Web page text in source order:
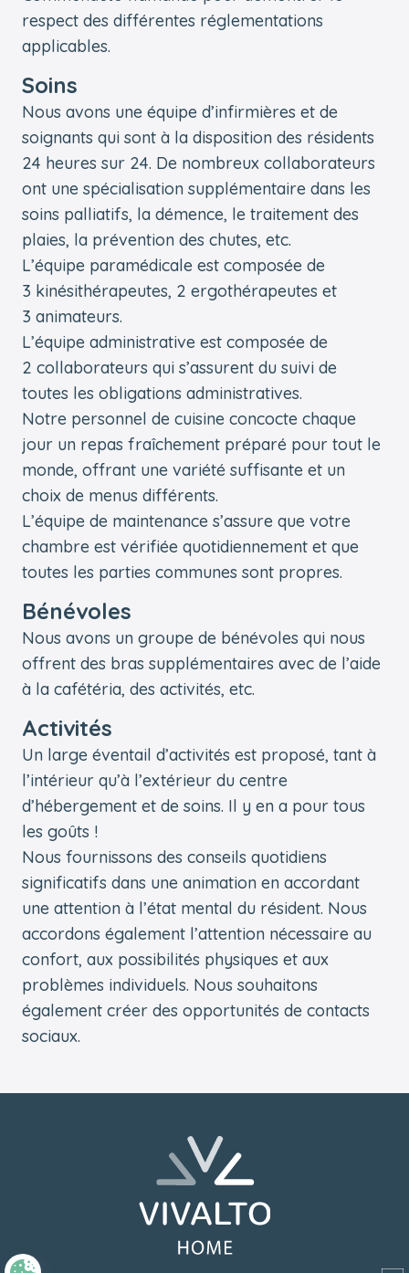
respect des différentes réglementations
applicables.
Soins
Nous avons une équipe d’infirmières et de
soignants qui sont à la disposition des résidents
24 heures sur 24. De nombreux collaborateurs
ont une spécialisation supplémentaire dans les
soins palliatifs, la démence, le traitement des
plaies, la prévention des chutes, etc.
L’équipe paramédicale est composée de
3 kinésithérapeutes, 2 ergothérapeutes et
3 animateurs.
L’équipe administrative est composée de
2 collaborateurs qui s’assurent du suivi de
toutes les obligations administratives.
Notre personnel de cuisine concocte chaque
jour un repas fraîchement préparé pour tout le
monde, offrant une variété suffisante et un
choix de menus différents.
L’équipe de maintenance s’assure que votre
chambre est vérifiée quotidiennement et que
toutes les parties communes sont propres.
Bénévoles
Nous avons un groupe de bénévoles qui nous
offrent des bras supplémentaires avec de l’aide
à la cafétéria, des activités, etc.
Activités
Un large éventail d’activités est proposé, tant à
l’intérieur qu’à l’extérieur du centre
d’hébergement et de soins. Il y en a pour tous
les goûts !
Nous fournissons des conseils quotidiens
significatifs dans une animation en accordant
une attention à l’état mental du résident. Nous
accordons également l’attention nécessaire au
confort, aux possibilités physiques et aux
problèmes individuels. Nous souhaitons
également créer des opportunités de contacts
sociaux.
Retourner à l'accueil